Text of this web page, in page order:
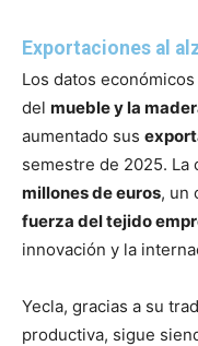
Exportaciones al
Los datos
del mueble y la
aumentado sus
semestre de 2025. La
millones de euros, un
fuerza del tejido
innovación y la
Yecla, gracias a su
productiva, sigue